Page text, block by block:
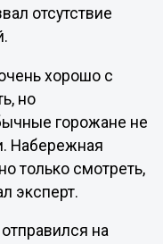
отсутствие
хорошо с
но
горожане не
Набережная
только смотреть,
эксперт.
на